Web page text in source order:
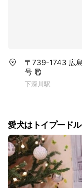
〒739-1743 広
号
下深川駅
愛犬はトイプード